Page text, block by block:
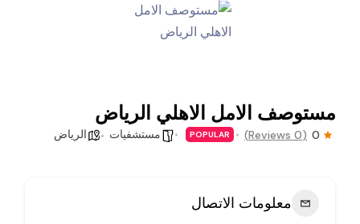
مستوصف الامل الاهلي الرياض
0
(0 Reviews)
POPULAR مستشفيات الرياض
معلومات الاتصال